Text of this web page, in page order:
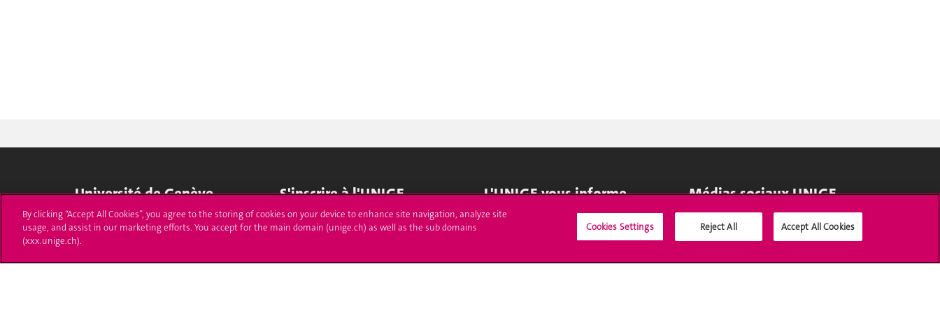
Université de Genève
24 rue du Général-Dufour
1211 Genève 4
F. +41 (0)22 379 11 34
S'inscrire à l'UNIGE
Immatriculations
L'UNIGE vous informe Médias sociaux UNIGE
By clicking “Accept All Cookies”, you agree to the storing of cookies on your device to enhance site navigation, analyze site
usage, and assist in our marketing efforts. You accept for the main domain (unige.ch) as well as the sub domains
(xxx.unige.ch).
Cookies Settings Reject All Accept All Cookies